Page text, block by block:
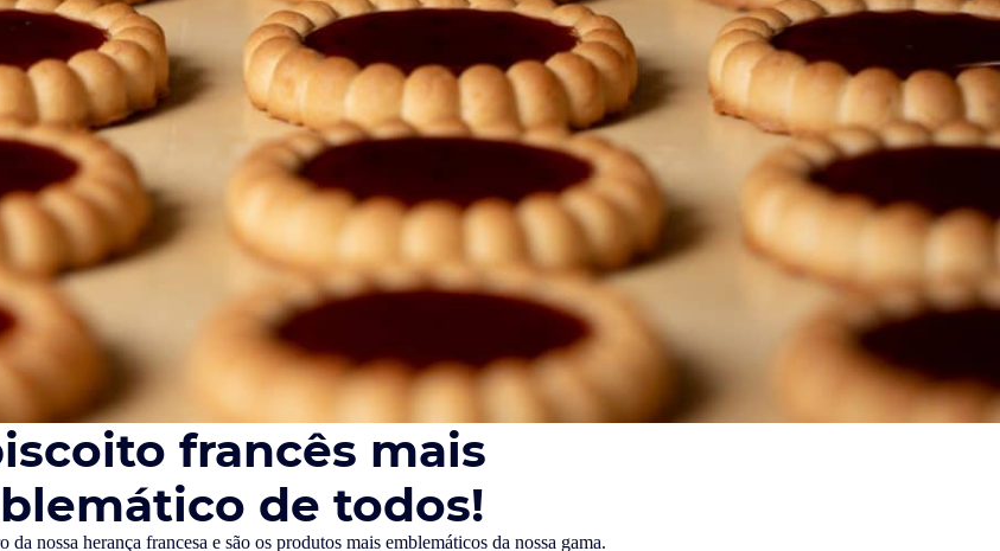
francês mais
de todos!
da nossa herança francesa e são os produtos mais emblemáticos da nossa gama.